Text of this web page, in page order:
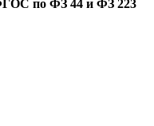
по ФЗ 44 и ФЗ 223